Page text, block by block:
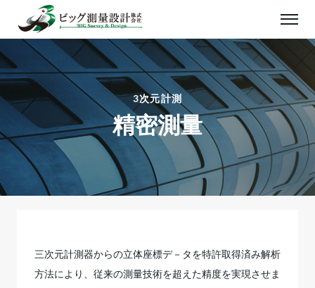
3次元計測
精密測量
三次元計測器からの立体座標デ－タを特許取得済み解析
方法により、従来の測量技術を超えた精度を実現させま